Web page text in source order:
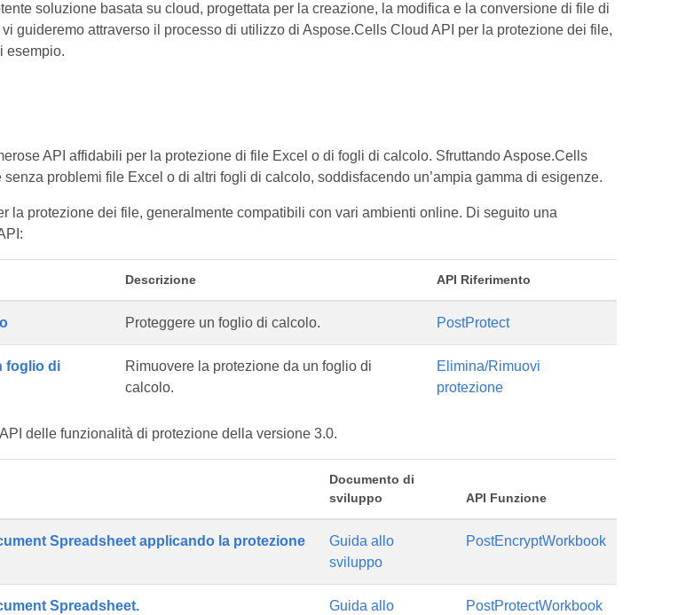
soluzione basata su cloud, progettata per la creazione, la modifica e la conversione di file di
guideremo attraverso il processo di utilizzo di Aspose.Cells Cloud API per la protezione dei file,
esempio.
API affidabili per la protezione di file Excel o di fogli di calcolo. Sfruttando Aspose.Cells
problemi file Excel o di altri fogli di calcolo, soddisfacendo un’ampia gamma di esigenze.
la protezione dei file, generalmente compatibili con vari ambienti online. Di seguito una
Descrizione API Riferimento
Proteggere un foglio di calcolo. PostProtect
foglio di
Rimuovere la protezione da un foglio di
calcolo.
Elimina/Rimuovi
protezione
delle funzionalità di protezione della versione 3.0.
Documento di
sviluppo
API Funzione
Spreadsheet applicando la protezione
Guida allo
sviluppo
PostEncryptWorkbook
Spreadsheet.
Guida allo
PostProtectWorkbook